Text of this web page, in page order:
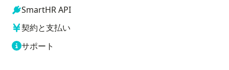
SmartHR API
契約と支払い
サポート